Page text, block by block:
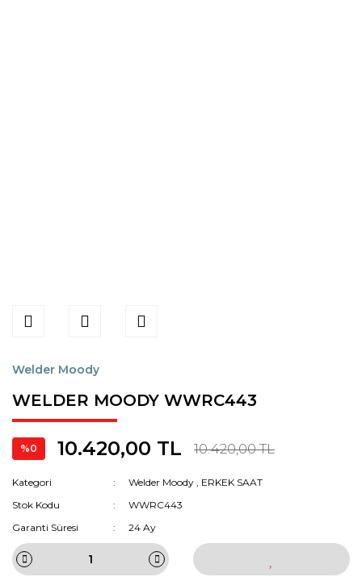
Welder Moody
WELDER MOODY WWRC443
%0 10.420,00 TL 10.420,00 TL
Kategori Welder Moody , ERKEK SAAT
Stok Kodu
WWRC443
Garanti Süresi
24 Ay